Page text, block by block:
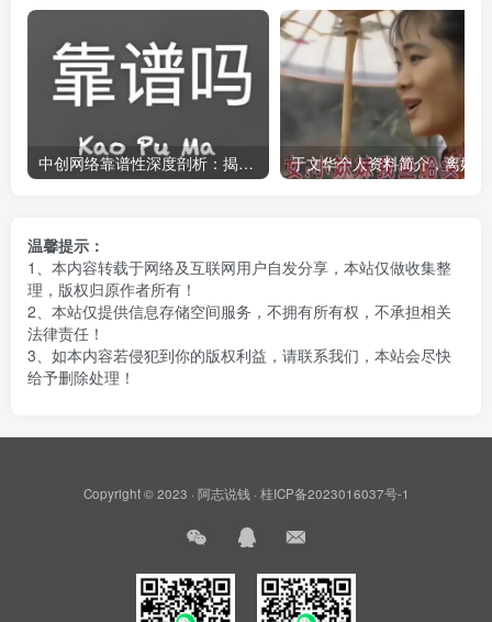
中创网络靠谱性深度剖析：揭开真相，中创网究竟是不是骗子？
温馨提示：
1、本内容转载于网络及互联网用户自发分享，本站仅做收集整
理，版权归原作者所有！
2、本站仅提供信息存储空间服务，不拥有所有权，不承担相关
法律责任！
3、如本内容若侵犯到你的版权利益，请联系我们，本站会尽快
给予删除处理！
Copyright © 2023 · 阿志说钱 · 桂ICP备2023016037号-1